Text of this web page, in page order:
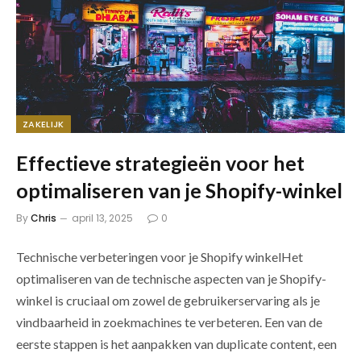
ZAKELIJK
Effectieve strategieën voor het
optimaliseren van je Shopify-winkel
ByChris april 13, 2025 0
Technische verbeteringen voor je Shopify winkelHet
optimaliseren van de technische aspecten van je Shopify-
winkel is cruciaal om zowel de gebruikerservaring als je
vindbaarheid in zoekmachines te verbeteren. Een van de
eerste stappen is het aanpakken van duplicate content, een